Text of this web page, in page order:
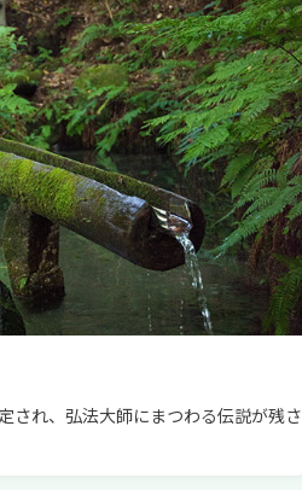
され、弘法大師にまつわる伝説が残さ